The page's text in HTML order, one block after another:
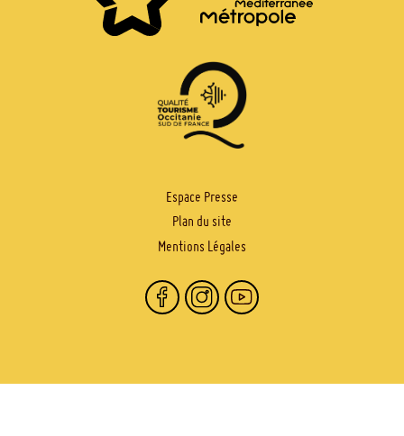
Espace Presse
Plan du site
Mentions Légales